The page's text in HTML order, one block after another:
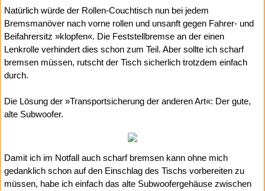
Natürlich würde der Rollen-Couchtisch nun bei jedem
Bremsmanöver nach vorne rollen und unsanft gegen Fahrer- und
Beifahrersitz »klopfen«. Die Feststellbremse an der einen
Lenkrolle verhindert dies schon zum Teil. Aber sollte ich scharf
bremsen müssen, rutscht der Tisch sicherlich trotzdem einfach
durch.
Die Lösung der »Transportsicherung der anderen Art«: Der gute,
alte Subwoofer.
Damit ich im Notfall auch scharf bremsen kann ohne mich
gedanklich schon auf den Einschlag des Tischs vorbereiten zu
müssen, habe ich einfach das alte Subwoofergehäuse zwischen